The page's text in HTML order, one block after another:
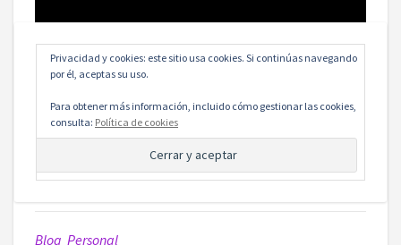
Blog Personal
Privacidad y cookies: este sitio usa cookies. Si continúas navegando
por él, aceptas su uso.
Para obtener más información, incluido cómo gestionar las cookies,
consulta: Política de cookies